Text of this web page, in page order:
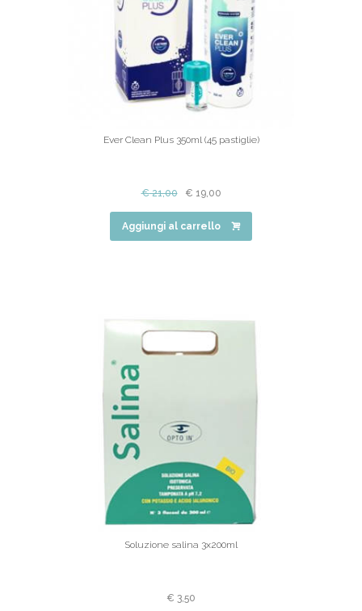
Ever Clean Plus 350ml (45 pastiglie)
€21,00 € 19,00
Aggiungi al carrello
Soluzione salina 3x200ml
€ 3,50